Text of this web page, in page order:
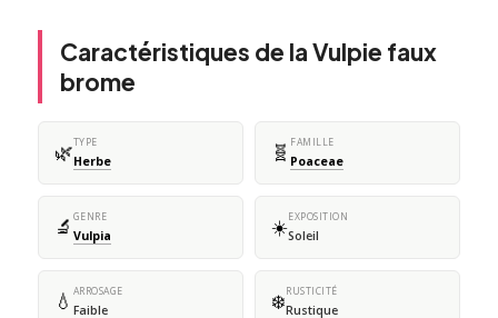
Caractéristiques de la Vulpie faux
brome
🌿TYPE
Herbe 🧬 FAMILLE
Poaceae
🔬 GENRE
Vulpia ☀️EXPOSITION
Soleil
💧 ARROSAGE
Faible ❄️RUSTICITÉ
Rustique